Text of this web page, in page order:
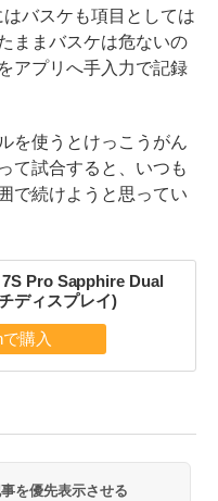
バスケも項目としては
ままバスケは危ないの
アプリへ手入力で記録
を使うとけっこうがん
て試合すると、いつも
で続けようと思ってい
Pro Sapphire Dual
ディスプレイ)
を優先表示させる